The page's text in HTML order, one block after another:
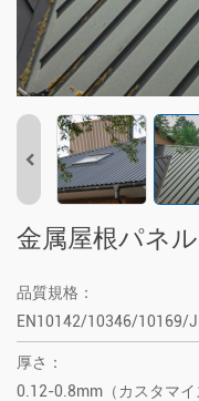
金属屋根パネル
品質規格：
EN10142/10346/10169/
厚さ：
0.12-0.8mm（カスタマイ